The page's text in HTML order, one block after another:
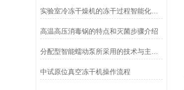
实验室冷冻干燥机的冻干过程智能化功能和基本操作流程
高温高压消毒锅的特点和灭菌步骤介绍
中试原位真空冻干机操作流程